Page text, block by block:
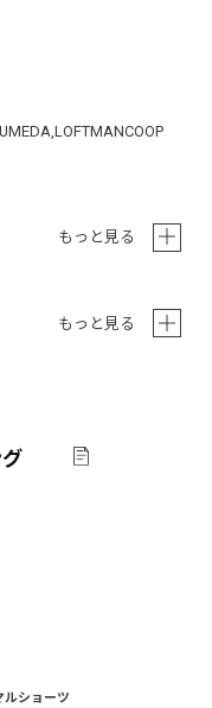
もっと見る
もっと見る
ルショーツ